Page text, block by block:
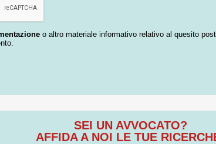
o altro materiale informativo relativo al quesito
SEI UN AVVOCATO?
AFFIDA A NOI LE TUE